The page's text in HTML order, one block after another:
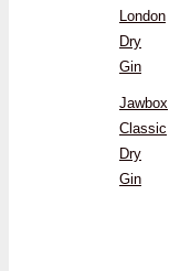
London
Dry
Gin
Jawbox
Classic
Dry
Gin